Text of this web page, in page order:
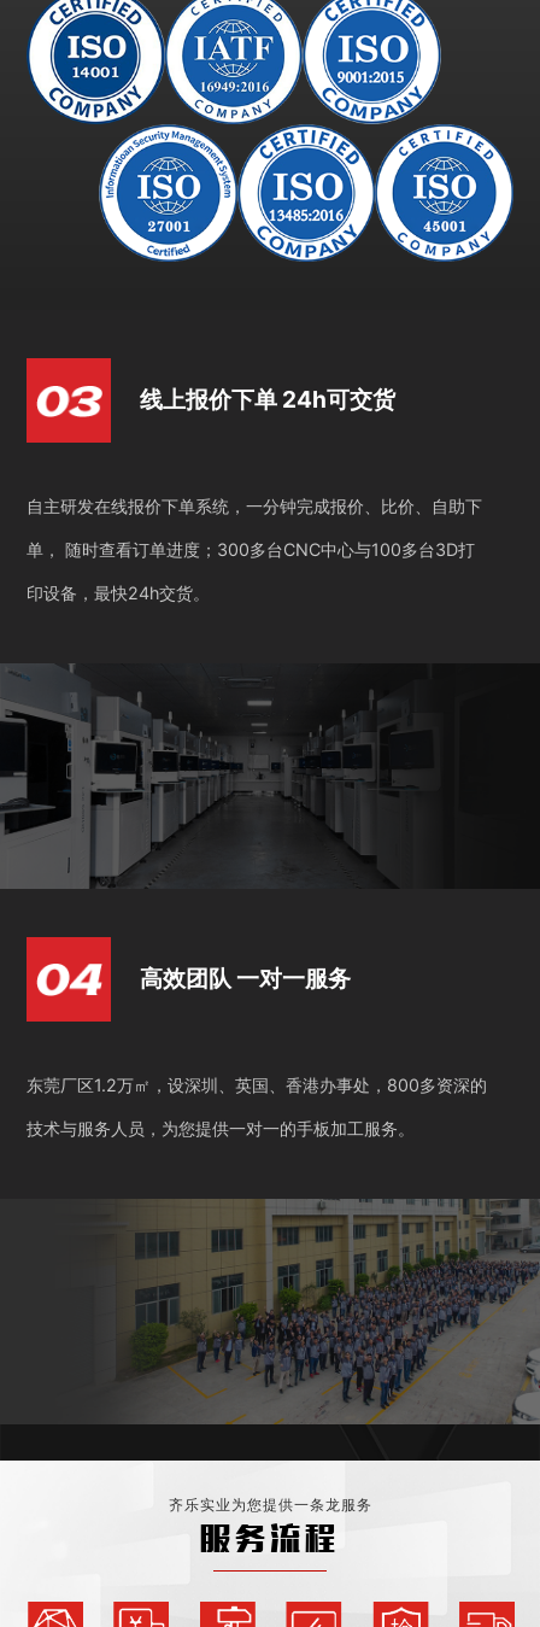
线上报价下单 24h可交货
自主研发在线报价下单系统，一分钟完成报价、比价、自助下
单， 随时查看订单进度；300多台CNC中心与100多台3D打
印设备，最快24h交货。
高效团队 一对一服务
东莞厂区1.2万㎡，设深圳、英国、香港办事处，800多资深的
技术与服务人员，为您提供一对一的手板加工服务。
齐乐实业为您提供一条龙服务
服务流程